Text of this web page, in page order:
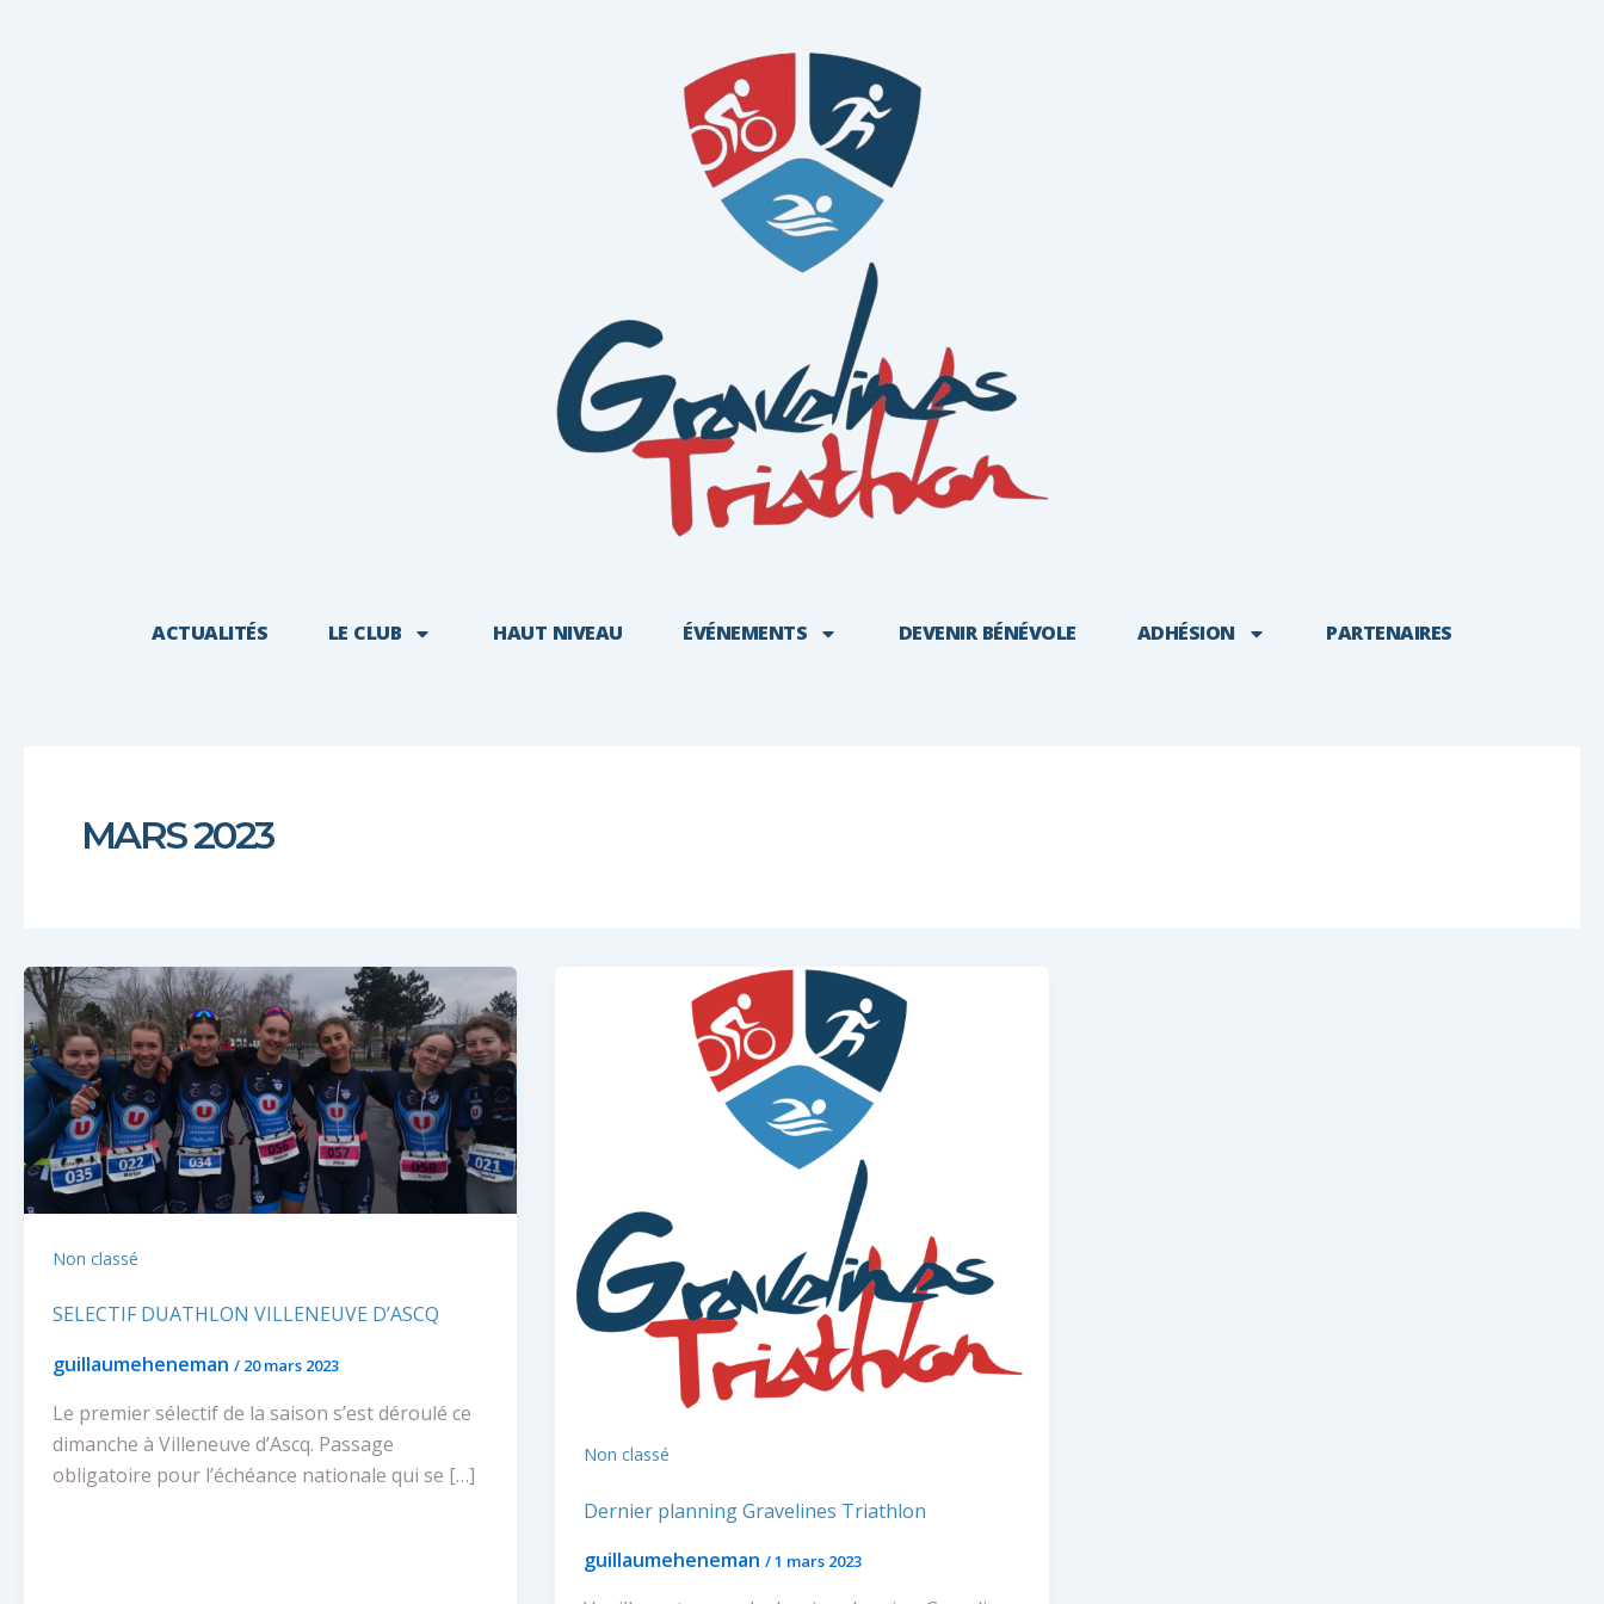
ACTUALITÉS LE CLUB HAUT NIVEAU ÉVÉNEMENTS DEVENIR BÉNÉVOLE ADHÉSION PARTENAIRES
MARS 2023
Non classé
SELECTIF DUATHLON VILLENEUVE D’ASCQ
guillaumeheneman / 20 mars 2023
Le premier sélectif de la saison s’est déroulé ce
dimanche à Villeneuve d’Ascq. Passage
obligatoire pour l’échéance nationale qui se […]
Non classé
Dernier planning Gravelines Triathlon
guillaumeheneman/1 mars 2023